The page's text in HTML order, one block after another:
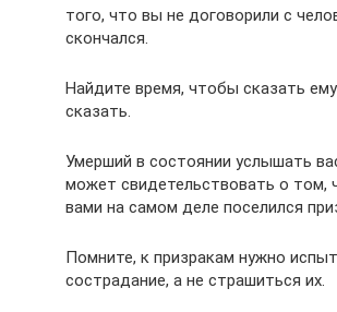
того, что вы не договорили с
скончался.
Найдите время, чтобы сказать
сказать.
Умерший в состоянии услышать
может свидетельствовать о том,
вами на самом деле поселился
Помните, к призракам нужно
сострадание, а не страшиться их.